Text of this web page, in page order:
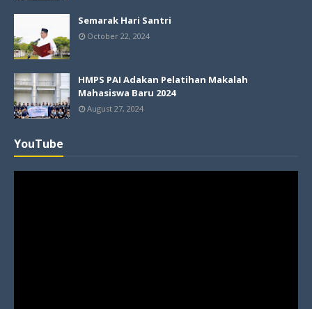
Semarak Hari Santri
October 22, 2024
HMPS PAI Adakan Pelatihan Makalah
Mahasiswa Baru 2024
August 27, 2024
YouTube